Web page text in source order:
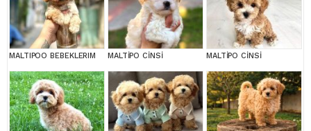
MALTIPOO BEBEKLERIM MALTİPO CİNSİ MALTİPO CİNSİ